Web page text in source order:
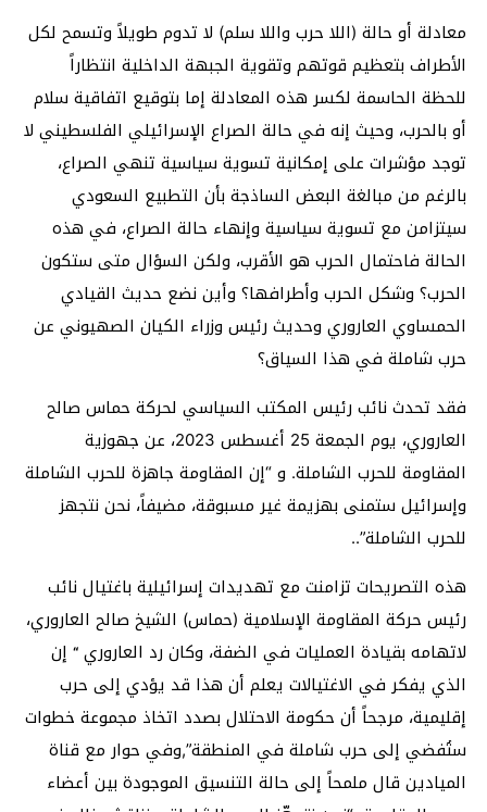
معادلة أو حالة (اللا حرب واللا سلم) لا تدوم طويلاً وتسمح لكل
الأطراف بتعظيم قوتهم وتقوية الجبهة الداخلية انتظاراً
للحظة الحاسمة لكسر هذه المعادلة إما بتوقيع اتفاقية سلام
أو بالحرب، وحيث إنه في حالة الصراع الإسرائيلي الفلسطيني لا
توجد مؤشرات على إمكانية تسوية سياسية تنهي الصراع،
بالرغم من مبالغة البعض الساذجة بأن التطبيع السعودي
سيتزامن مع تسوية سياسية وإنهاء حالة الصراع، في هذه
الحالة فاحتمال الحرب هو الأقرب، ولكن السؤال متى ستكون
الحرب؟ وشكل الحرب وأطرافها؟ وأين نضع حديث القيادي
الحمساوي العاروري وحديث رئيس وزراء الكيان الصهيوني عن
حرب شاملة في هذا السياق؟
فقد تحدث نائب رئيس المكتب السياسي لحركة حماس صالح
العاروري، يوم الجمعة 25 أغسطس 2023، عن جهوزية
المقاومة للحرب الشاملة. و “إن المقاومة جاهزة للحرب الشاملة
وإسرائيل ستمنى بهزيمة غير مسبوقة، مضيفاً، نحن نتجهز
للحرب الشاملة”..
هذه التصريحات تزامنت مع تهديدات إسرائيلية باغتيال نائب
رئيس حركة المقاومة الإسلامية (حماس) الشيخ صالح العاروري،
لاتهامه بقيادة العمليات في الضفة، وكان رد العاروري “إن
الذي يفكر في الاغتيالات يعلم أن هذا قد يؤدي إلى حرب
إقليمية، مرجحاً أن حكومة الاحتلال بصدد اتخاذ مجموعة خطوات
ستُفضي إلى حرب شاملة في المنطقة”,وفي حوار مع قناة
الميادين قال ملمحاً إلى حالة التنسيق الموجودة بين أعضاء